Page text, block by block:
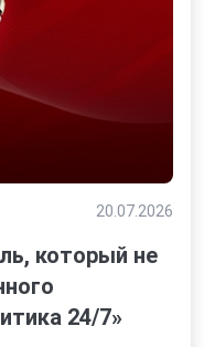
20.07.2026
который не
24/7»